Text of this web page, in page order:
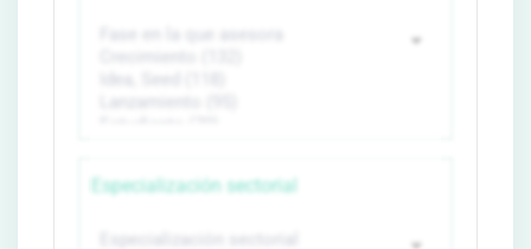
Especialización sectorial